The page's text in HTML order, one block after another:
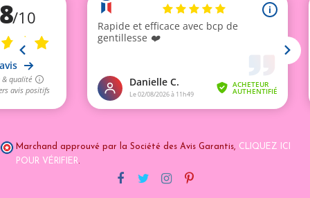
Marchand approuvé par la Société des Avis Garantis, CLIQUEZ ICI
POUR VÉRIFIER.